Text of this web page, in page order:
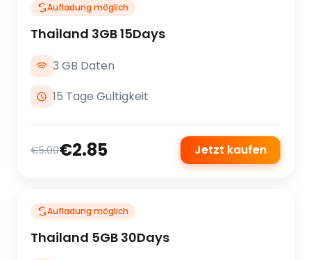
Aufladung möglich
Thailand 3GB 15Days
3 GB Daten
15 Tage Gültigkeit
€5.00€2.85 Jetzt kaufen
Aufladung möglich
Thailand 5GB 30Days